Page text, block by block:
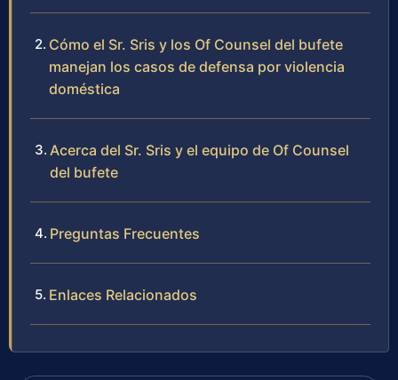
Cómo el Sr. Sris y los Of Counsel del bufete
manejan los casos de defensa por violencia
doméstica
Acerca del Sr. Sris y el equipo de Of Counsel
del bufete
Preguntas Frecuentes
Enlaces Relacionados